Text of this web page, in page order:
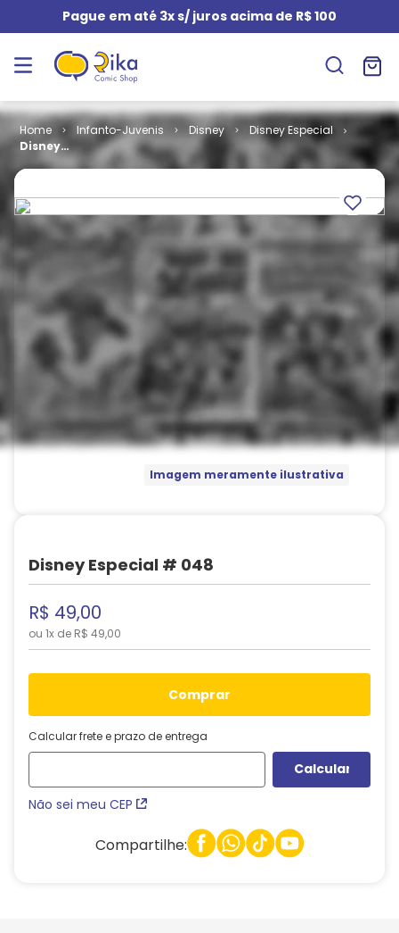
Pague em até 3x s/ juros acima de R$ 100
Infanto-Juvenis Disney
Disney Especial
Disney
Especial # 048
Imagem meramente ilustrativa
Disney Especial # 048
R$ 49,00
ou 1x de R$ 49,00
comprar
Calcular frete e prazo de entrega
Não sei meu CEP
Compartilhe: